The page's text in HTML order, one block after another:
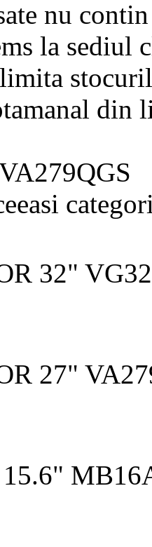
nu
la sediul
32"
27"